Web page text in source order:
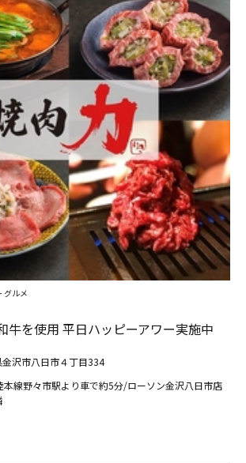
牛を使用 平日ハッピーアワー実施中
沢市八日市４丁目334
本線野々市駅より車で約5分/ローソン金沢八日市店
グルメ